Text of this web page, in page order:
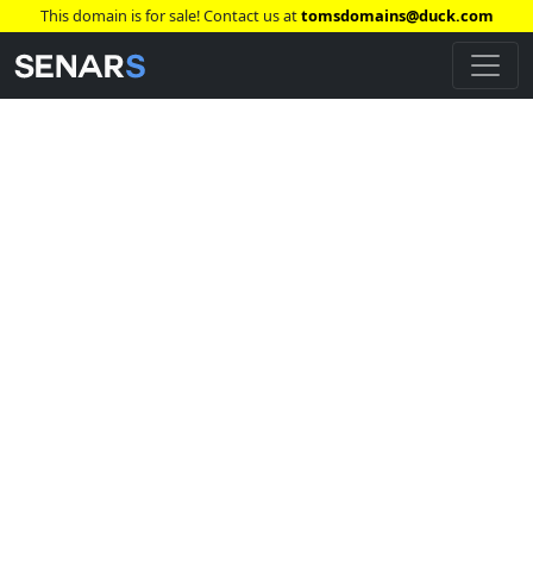
This domain is for sale! Contact us attomsdomains@duck.com